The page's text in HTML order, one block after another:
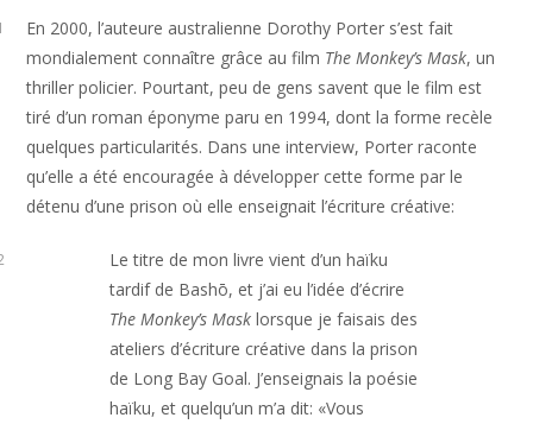
En 2000, l’auteure australienne Dorothy Porter s’est fait
mondialement connaître grâce au film The Monkey’s Mask, un
thriller policier. Pourtant, peu de gens savent que le film est
tiré d’un roman éponyme paru en 1994, dont la forme recèle
quelques particularités. Dans une interview, Porter raconte
qu’elle a été encouragée à développer cette forme par le
détenu d’une prison où elle enseignait l’écriture créative:
Le titre de mon livre vient d’un haïku
tardif de Bashō, et j’ai eu l’idée d’écrire
The Monkey’s Masklorsque je faisais des
ateliers d’écriture créative dans la prison
de Long Bay Goal. J’enseignais la poésie
haïku, et quelqu’un m’a dit: «Vous